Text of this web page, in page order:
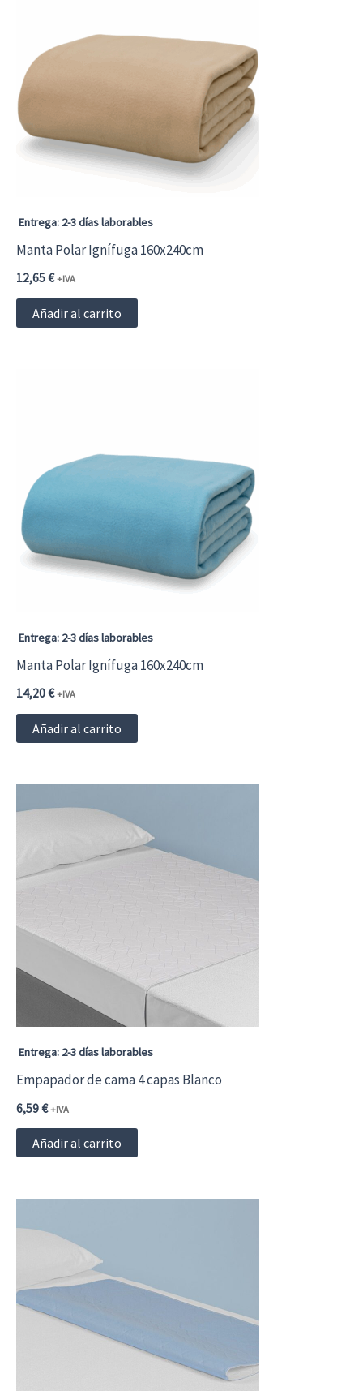
Entrega: 2-3 días laborables
Manta Polar Ignífuga 160x240cm
12,65€ +IVA
Añadir al carrito
Entrega: 2-3 días laborables
Manta Polar Ignífuga 160x240cm
14,20€ +IVA
Añadir al carrito
Entrega: 2-3 días laborables
Empapador de cama 4 capas Blanco
6,59€ +IVA
Añadir al carrito